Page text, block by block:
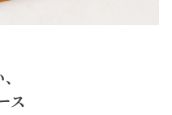
ス